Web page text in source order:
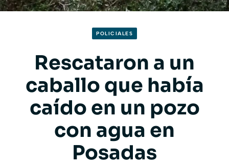
POLICIALES
Rescataron a un
caballo que había
caído en un pozo
con agua en
Posadas